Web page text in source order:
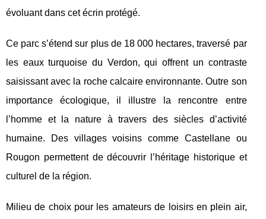
évoluant dans cet écrin protégé.
Ce parc s’étend sur plus de 18 000 hectares, traversé par
les eaux turquoise du Verdon, qui offrent un contraste
saisissant avec la roche calcaire environnante. Outre son
importance écologique, il illustre la rencontre entre
l’homme et la nature à travers des siècles d’activité
humaine. Des villages voisins comme Castellane ou
Rougon permettent de découvrir l’héritage historique et
culturel de la région.
Milieu de choix pour les amateurs de loisirs en plein air,